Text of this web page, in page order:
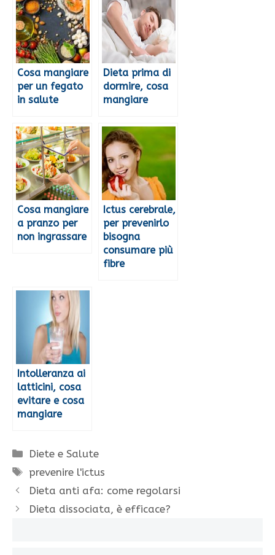
Cosa mangiare
per un fegato
in salute
Dieta prima di
dormire, cosa
mangiare
Cosa mangiare
a pranzo per
non ingrassare
Ictus cerebrale,
per prevenirlo
bisogna
consumare più
fibre
Intolleranza ai
latticini, cosa
evitare e cosa
mangiare
Categorie
Diete e Salute
Tag
prevenire l'ictus
Dieta anti afa: come regolarsi
Dieta dissociata, è efficace?